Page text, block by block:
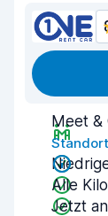
Meet &
Alle
Jetzt